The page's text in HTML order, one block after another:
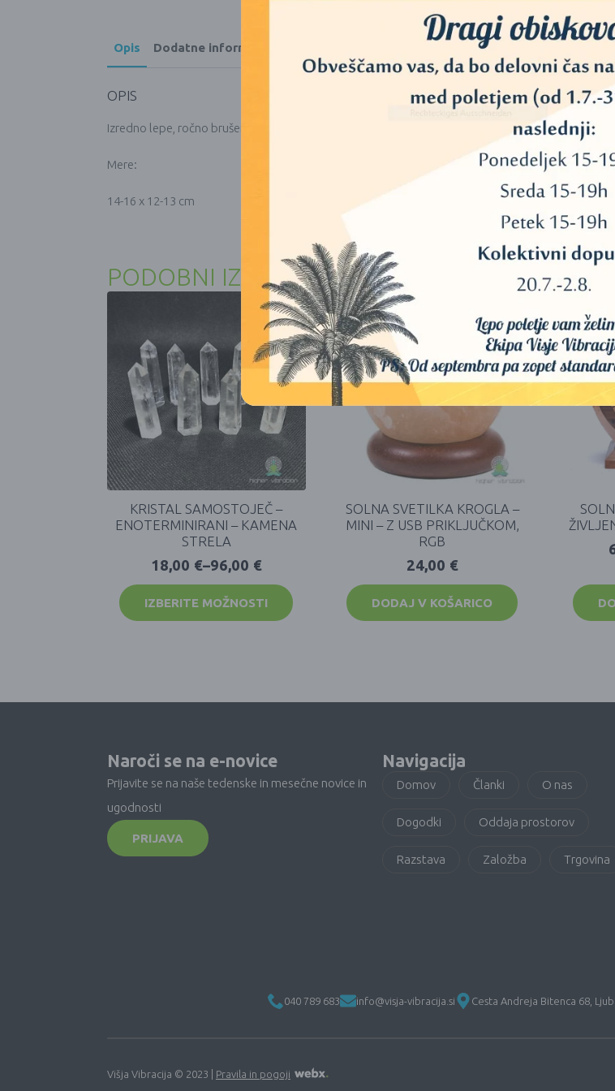
Opis Dodatne informacije
OPIS
Izredno lepe, ročno brušene kristalne lobanje. Kristal ahat.
Mere:
14-16 x 12-13 cm
PODOBNI IZDELKI
KRISTAL SAMOSTOJEČ –
ENOTERMINIRANI – KAMENA
STRELA
18,00 €–96,00 €
IZBERITE MOŽNOSTI
SOLNA SVETILKA KROGLA –
MINI – Z USB PRIKLJUČKOM,
RGB
24,00 €
DODAJ V KOŠARICO
Naroči se na e-novice
Prijavite se na naše tedenske in mesečne novice in
ugodnosti
PRIJAVA
Navigacija
Domov Članki O nas
Dogodki Oddaja prostorov
Razstava Založba Trgovina
040 789 683 info@visja-vibracija.si Cesta Andreja Bitenca 68,
Višja Vibracija © 2023 | Pravila in pogoji